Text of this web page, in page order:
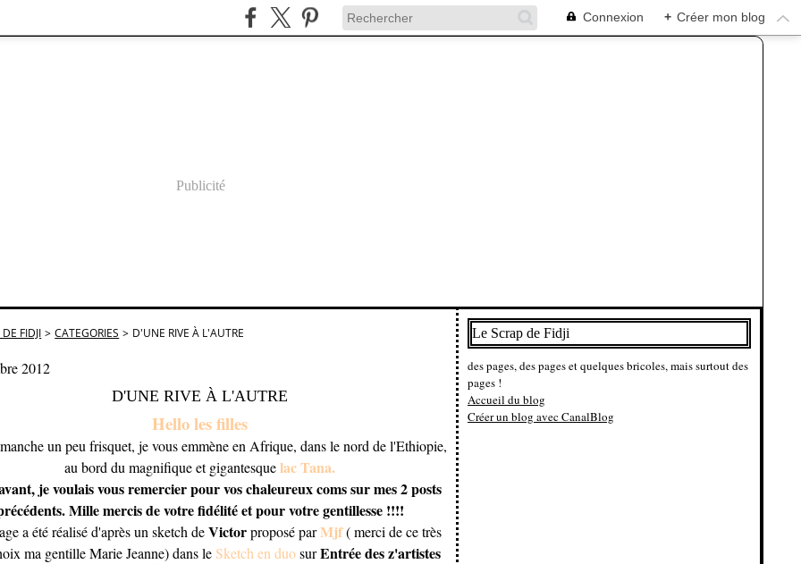
Connexion + Créer mon blog
Publicité
FIDJI > CATEGORIES > D'UNE RIVE À L'AUTRE
2012
D'UNE RIVE À L'AUTRE
Hello les filles
un peu frisquet, je vous emmène en Afrique, dans le nord de l'Ethiopie,
au bord du magnifique et gigantesquelac Tana.
je voulais vous remercier pour vos chaleureux coms sur mes 2 posts
Mille mercis de votre fidélité et pour votre gentillesse !!!!
a été réalisé d'après un sketch deVictorproposé parMjf( merci de ce très
ma gentille Marie Jeanne) dans le Sketch en duosurEntrée des z'artistes
Le Scrap de Fidji
des pages, des pages et quelques bricoles, mais surtout des
pages !
Accueil du blog
Créer un blog avec CanalBlog